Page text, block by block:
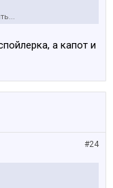
всего-
мы ещё не
учли стоимость
а капот и
#24